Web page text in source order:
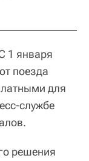
1 января
поезда
для
службе
решения